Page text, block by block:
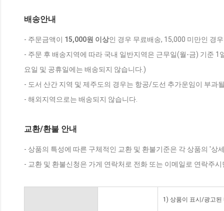
배송안내
- 주문금액이 15,000원 이상인 경우 무료배송, 15,000 미만인 경
- 주문 후 배송지역에 따라 국내 일반지역은 근무일(월-금) 기준
요일 및 공휴일에는 배송되지 않습니다.)
- 도서 산간 지역 및 제주도의 경우는 항공/도선 추가운임이 부과
- 해외지역으로는 배송되지 않습니다.
교환/환불 안내
- 상품의 특성에 따른 구체적인 교환 및 환불기준은 각 상품의 '상
- 교환 및 환불신청은 가게 연락처로 전화 또는 이메일로 연락주
1) 상품이 표시/광고된